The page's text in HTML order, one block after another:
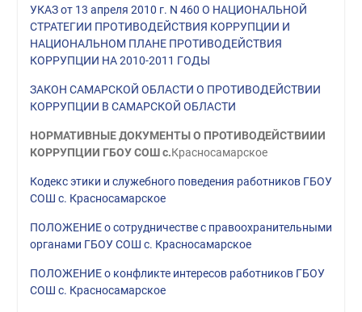
УКАЗ от 13 апреля 2010 г. N 460 О НАЦИОНАЛЬНОЙ
СТРАТЕГИИ ПРОТИВОДЕЙСТВИЯ КОРРУПЦИИ И
НАЦИОНАЛЬНОМ ПЛАНЕ ПРОТИВОДЕЙСТВИЯ
КОРРУПЦИИ НА 2010-2011 ГОДЫ
ЗАКОН САМАРСКОЙ ОБЛАСТИ О ПРОТИВОДЕЙСТВИИ
КОРРУПЦИИ В САМАРСКОЙ ОБЛАСТИ
НОРМАТИВНЫЕ ДОКУМЕНТЫ О ПРОТИВОДЕЙСТВИИИ
КОРРУПЦИИ ГБОУ СОШ с.Красносамарское
Кодекс этики и служебного поведения работников ГБОУ
СОШ с. Красносамарское
ПОЛОЖЕНИЕ о сотрудничестве с правоохранительными
органами ГБОУ СОШ с. Красносамарское
ПОЛОЖЕНИЕ о конфликте интересов работников ГБОУ
СОШ с. Красносамарское